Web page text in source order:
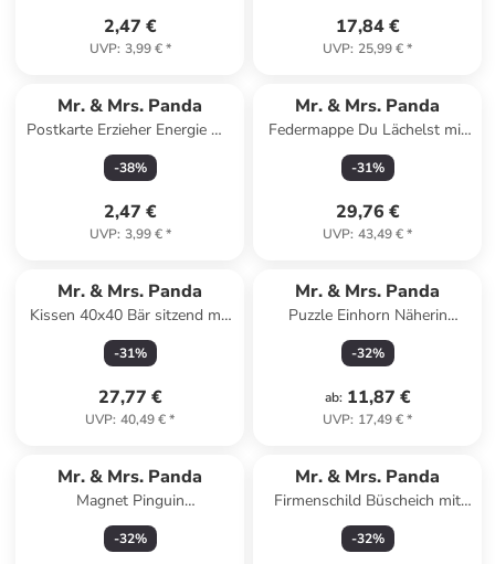
2,47 €
UVP: 3,99 €*
17,84 €
UVP: 25,99 €*
Mr. & Mrs. Panda
Postkarte Erzieher Energie mit
Spruch in Weiß
-38%
2,47 €
UVP: 3,99 €*
Mr. & Mrs. Panda
Federmappe Du Lächelst mit
Spruch in Bunt
-31%
29,76 €
UVP: 43,49 €*
Mr. & Mrs. Panda
Kissen 40x40 Bär sitzend mit
Spruch in Weiß
-31%
27,77 €
UVP: 40,49 €*
Mr. & Mrs. Panda
Puzzle Einhorn Näherin
Design mit Spruch in Weiß
-32%
ab: 11,87 €
UVP: 17,49 €*
Mr. & Mrs. Panda
Magnet Pinguin
Weihnachtsbaum mit Spruch
in Eisblau
-32%
Mr. & Mrs. Panda
Firmenschild Büscheich mit
Spruch in Keine Angabe
-32%